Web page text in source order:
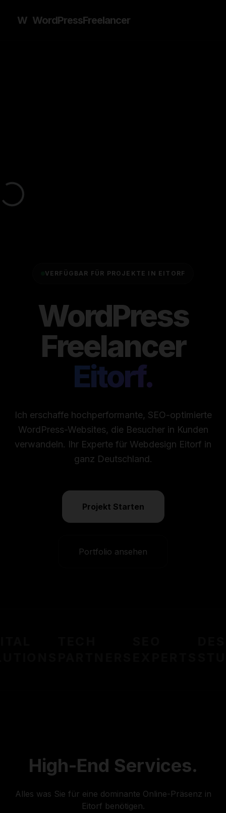
W WordPressFreelancer
VERFÜGBAR FÜR PROJEKTE IN EITORF
WordPress
Freelancer
Eitorf.
Ich erschaffe hochperformante, SEO-optimierte
WordPress-Websites, die Besucher in Kunden
verwandeln. Ihr Experte für Webdesign Eitorf in
ganz Deutschland.
Projekt Starten
Portfolio ansehen
High-End Services.
Alles was Sie für eine dominante Online-Präsenz in
Eitorf benötigen.